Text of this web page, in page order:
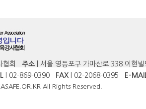
협회 주소 | 서울 영등포구 가마산로 338 이현
| 02-869-0390 FAX | 02-2068-0395 E-
All Rights Reserved.